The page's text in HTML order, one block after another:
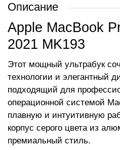
Описание
Apple MacBook
2021 MK193
Этот мощный ультрабук
технологии и элегантный
подходящий для
операционной системой
плавную и интуитивную
корпус серого цвета из
премиальный стиль.